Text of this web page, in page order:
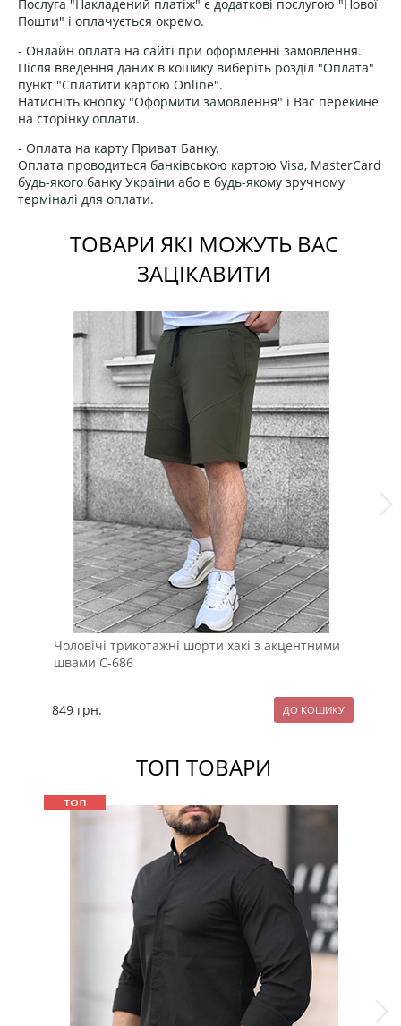
Послуга "Накладений платіж" є додаткові послугою "Нової
Пошти" і оплачується окремо.
- Онлайн оплата на сайті при оформленні замовлення.
Після введення даних в кошику виберіть розділ "Оплата"
пункт "Сплатити картою Online".
Натисніть кнопку "Оформити замовлення" і Вас перекине
на сторінку оплати.
- Оплата на карту Приват Банку.
Оплата проводиться банківською картою Visa, MasterCard
будь-якого банку України або в будь-якому зручному
терміналі для оплати.
ТОВАРИ ЯКІ МОЖУТЬ ВАС
ЗАЦІКАВИТИ
Чоловічі трикотажні шорти хакі з акцентними
швами С-686
849 грн.
ТОП ТОВАРИ